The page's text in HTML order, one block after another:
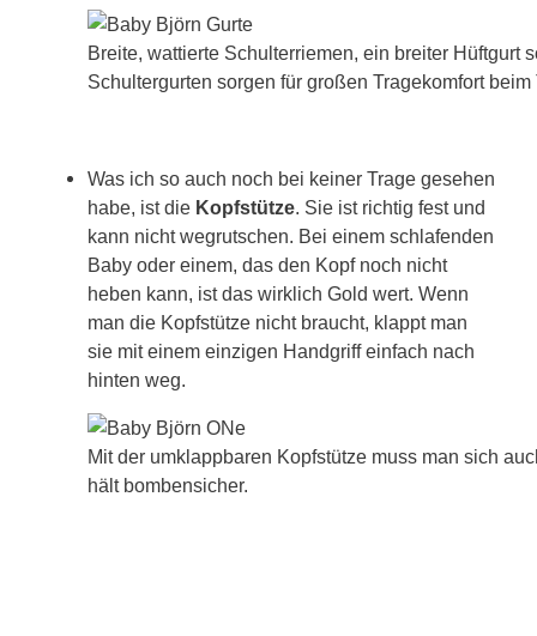
Breite, wattierte Schulterriemen, ein breiter Hüftgurt
Schultergurten sorgen für großen Tragekomfort beim
Was ich so auch noch bei keiner Trage gesehen
habe, ist die Kopfstütze. Sie ist richtig fest und
kann nicht wegrutschen. Bei einem schlafenden
Baby oder einem, das den Kopf noch nicht
heben kann, ist das wirklich Gold wert. Wenn
man die Kopfstütze nicht braucht, klappt man
sie mit einem einzigen Handgriff einfach nach
hinten weg.
Mit der umklappbaren Kopfstütze muss man sich
hält bombensicher.